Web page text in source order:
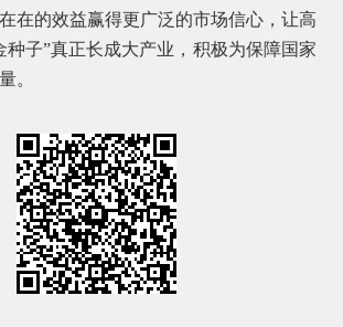
在的效益赢得更广泛的市场信心，让高
种子”真正长成大产业，积极为保障国家
。